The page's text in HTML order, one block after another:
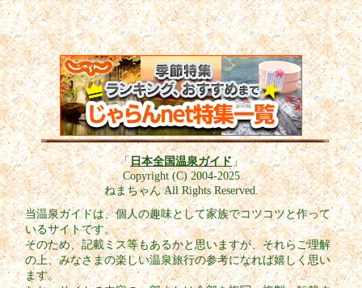
「日本全国温泉ガイド」
Copyright (C) 2004-2025
ねまちゃん All Rights Reserved.
当温泉ガイドは、個人の趣味として家族でコツコツと作って
いるサイトです。
そのため、記載ミス等もあるかと思いますが、それらご理解
の上、みなさまの楽しい温泉旅行の参考になれば嬉しく思い
ます。